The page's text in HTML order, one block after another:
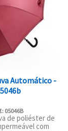
Automático -
05046B
de poliéster de
com